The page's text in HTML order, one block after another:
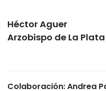
Héctor Aguer
Arzobispo de La Plata
Colaboración: Andrea